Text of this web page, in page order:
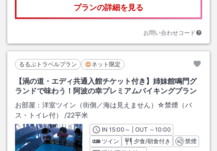
プランの詳細を見る
お問い合わせコード
るるぶトラベルプラン ネット限定
【渦の道・エディ共通入館チケット付き】姉妹館鳴門グ
ランドで味わう！阿波の幸プレミアムバイキングプラン
お部屋： 洋室ツイン（街側／海は見えません）☆禁煙（バ
ス・トイレ付）
/22平米
INチェックイン
15:00 ～ | OUT チェックアウト
～10:00
ツイン
夕食/朝食付き
禁煙